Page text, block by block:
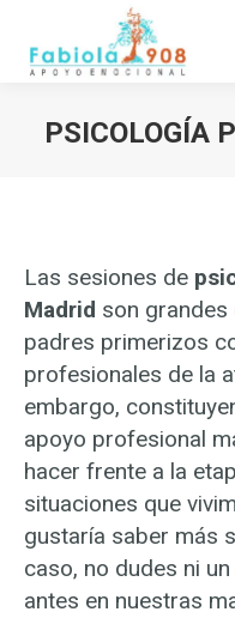
PSICOLOGÍA
Las sesiones de
Madrid son
padres primerizos
profesionales de la
embargo,
apoyo profesional
hacer frente a la
situaciones que
gustaría saber más
caso, no dudes ni
antes en nuestras